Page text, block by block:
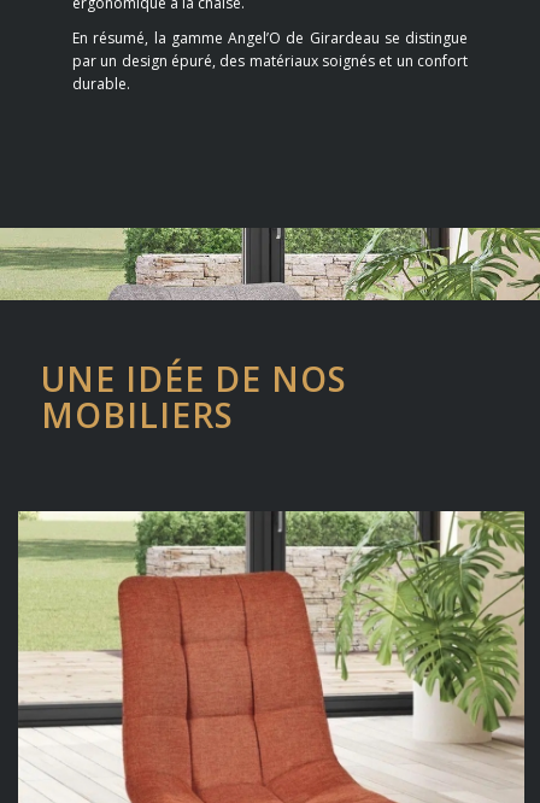
En résumé, la gamme Angel’O de Girardeau se distingue
par un design épuré, des matériaux soignés et un confort
durable.
UNE IDÉE DE NOS
MOBILIERS